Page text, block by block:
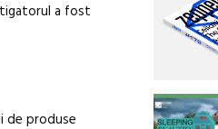
a fost
de produse